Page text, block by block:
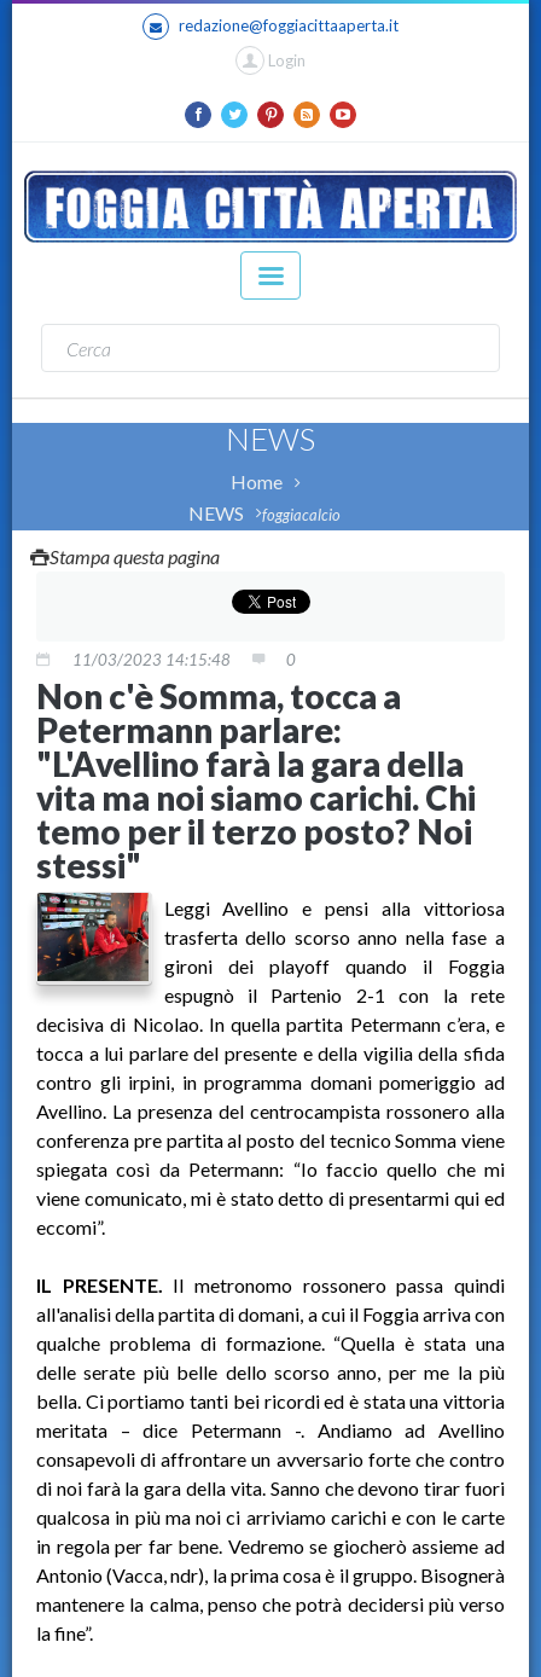
redazione@foggiacittaaperta.it
Login
NEWS
Home
NEWS
foggiacalcio
Stampa questa pagina
11/03/2023 14:15:48 0
Non c'è Somma, tocca a
Petermann parlare:
"L'Avellino farà la gara della
vita ma noi siamo carichi. Chi
temo per il terzo posto? Noi
stessi"
Leggi Avellino e pensi alla vittoriosa
trasferta dello scorso anno nella fase a
gironi dei playoff quando il Foggia
espugnò il Partenio 2-1 con la rete
decisiva di Nicolao. In quella partita Petermann c’era, e
tocca a lui parlare del presente e della vigilia della sfida
contro gli irpini, in programma domani pomeriggio ad
Avellino. La presenza del centrocampista rossonero alla
conferenza pre partita al posto del tecnico Somma viene
spiegata così da Petermann: “Io faccio quello che mi
viene comunicato, mi è stato detto di presentarmi qui ed
eccomi”.
IL PRESENTE. Il metronomo rossonero passa quindi
all'analisi della partita di domani, a cui il Foggia arriva con
qualche problema di formazione. “Quella è stata una
delle serate più belle dello scorso anno, per me la più
bella. Ci portiamo tanti bei ricordi ed è stata una vittoria
meritata – dice Petermann -. Andiamo ad Avellino
consapevoli di affrontare un avversario forte che contro
di noi farà la gara della vita. Sanno che devono tirar fuori
qualcosa in più ma noi ci arriviamo carichi e con le carte
in regola per far bene. Vedremo se giocherò assieme ad
Antonio (Vacca, ndr), la prima cosa è il gruppo. Bisognerà
mantenere la calma, penso che potrà decidersi più verso
la fine”.